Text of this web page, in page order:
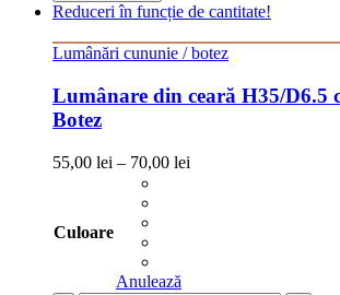
Reduceri în funcție de cantitate!
Lumânări cununie / botez
Lumânare din ceară H35/D6.5
Botez
55,00 lei – 70,00 lei
Culoare
Anulează